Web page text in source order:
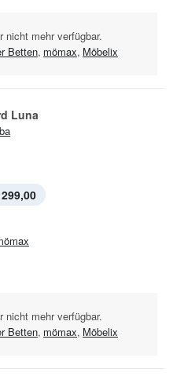
nicht mehr verfügbar.
Betten, mömax, Möbelix
Luna
nicht mehr verfügbar.
Betten, mömax, Möbelix